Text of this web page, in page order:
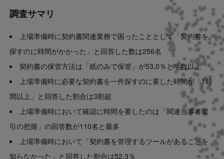
調査サマリ
上場準備時に契約書関連業務で困ったこととして「契約書を
探すのに時間がかかった」と回答した数は256名
契約書の保管方法は「紙のみで保管」が53.0％と半数以上
上場準備時に必要な契約書を一件探すのに要した時間が「1時
間以上」と回答した割合は3割超
上場準備時において確認に時間を要したのは「関連当事者取
引の把握」の回答数が110名と最多
上場準備時において「契約書を管理するツールがあることを
知らなかった」と回答した割合は52.3％